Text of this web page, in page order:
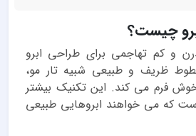
چیست؟
و کم تهاجمی برای طراحی ابرو
ظریف و طبیعی شبیه تار مو،
خوش فرم می کند. این تکنیک بیشتر
که می خواهند ابروهایی طبیعی